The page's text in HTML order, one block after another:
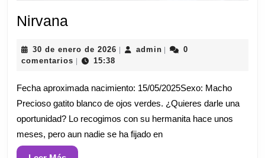
Nirvana
30 de enero de 2026 30
de
2026
adminadmin
0
comentarios
15:38
Fecha aproximada nacimiento: 15/05/2025Sexo: Macho
Precioso gatito blanco de ojos verdes. ¿Quieres darle una
oportunidad? Lo recogimos con su hermanita hace unos
meses, pero aun nadie se ha fijado en